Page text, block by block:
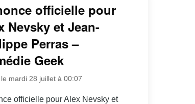
officielle pour
Nevsky et Jean-
Perras –
Geek
mardi 28 juillet à 00:07
officielle pour Alex Nevsky et